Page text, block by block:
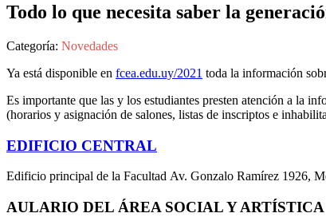
Todo lo que necesita saber la
Categoría: Novedades
Ya está disponible en fcea.edu.uy/2021 toda la información
Es importante que las y los estudiantes presten atención a la
(horarios y asignación de salones, listas de inscriptos e
EDIFICIO CENTRAL
Edificio principal de la Facultad Av. Gonzalo Ramírez 1926,
AULARIO DEL ÁREA SOCIAL Y ARTÍSTICA